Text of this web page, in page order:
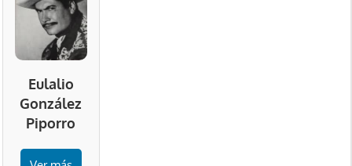
Eulalio
González
Piporro